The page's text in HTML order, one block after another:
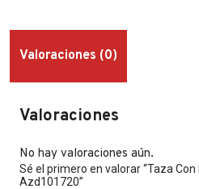
Valoraciones (0)
Valoraciones
No hay valoraciones aún.
Sé el primero en valorar “Taza
Azd101720”